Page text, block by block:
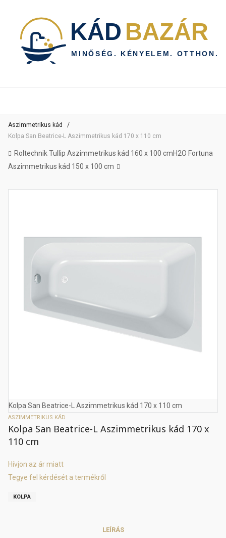
Aszimmetrikus kád
Kolpa San Beatrice-L Aszimmetrikus kád 170 x 110 cm
Roltechnik Tullip Aszimmetrikus kád 160 x 100 cmH2O Fortuna
Aszimmetrikus kád 150 x 100 cm
Kolpa San Beatrice-L Aszimmetrikus kád 170 x 110 cm
ASZIMMETRIKUS KÁD
Kolpa San Beatrice-L Aszimmetrikus kád 170 x
110 cm
Hívjon az ár miatt
Tegye fel kérdését a termékről
KOLPA
LEÍRÁS